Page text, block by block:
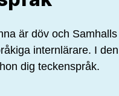
är döv och Samhalls
internlärare. I den
dig teckenspråk.